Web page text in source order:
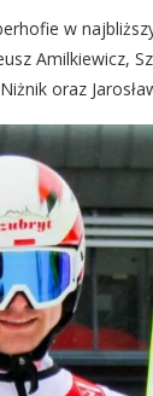
w
Amilkiewicz,
oraz